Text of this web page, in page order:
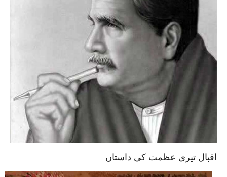
اقبال تیری عظمت کی داستاں